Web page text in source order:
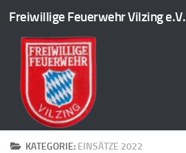
Zum Inhalt springen
Freiwillige Feuerwehr Vilzing e.V.
KATEGORIE: EINSÄTZE 2022